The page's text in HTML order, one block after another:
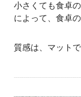
小さくても食卓
によって、食卓
質感は、マット